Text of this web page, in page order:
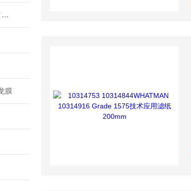
工业滤纸/Reeve Angel滤纸（啤酒牛奶等）
膜